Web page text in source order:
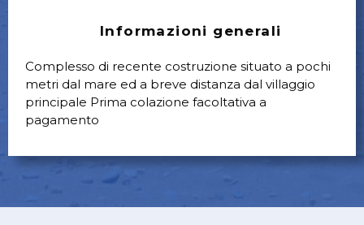
Informazioni generali
Complesso di recente costruzione situato a pochi
metri dal mare ed a breve distanza dal villaggio
principale Prima colazione facoltativa a
pagamento